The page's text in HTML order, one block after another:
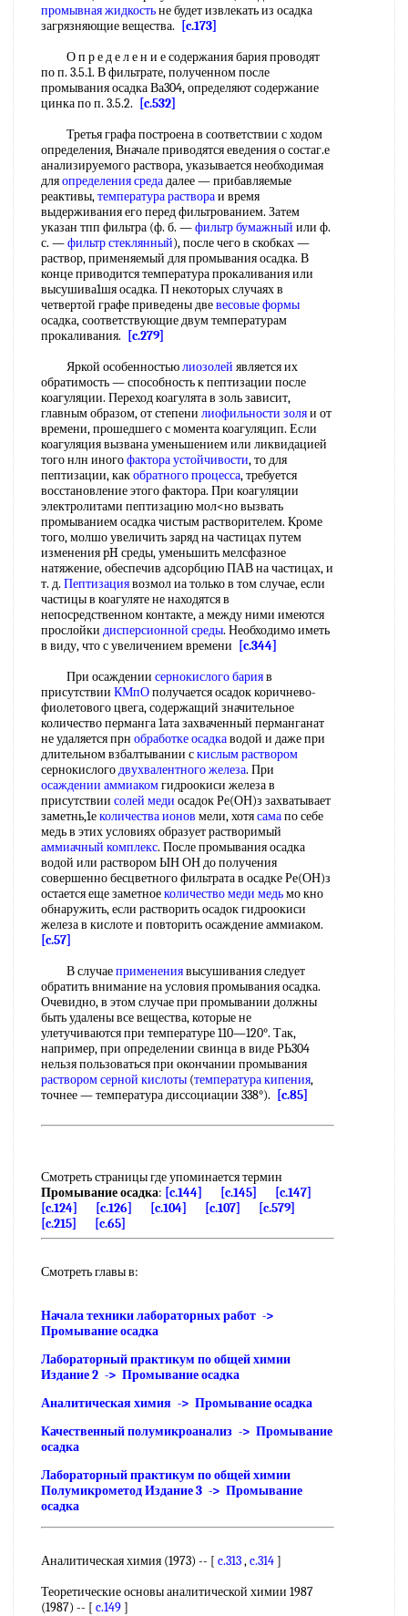
промывная жидкостьне будет извлекать из осадка
загрязняющие вещества.
[c.173]
О п р е д е л е н и е содержания бария проводят
по п. 3.5.1. В фильтрате, полученном после
промывания осадка Ва304, определяют содержание
цинка по п. 3.5.2.
[c.532]
Третья графа построена в соответствии с ходом
определения, Вначале приводятся еведения о состаг.е
анализируемого раствора, указывается необходимая
дляопределения средадалее — прибавляемые
реактивы,температура раствораи время
выдерживания его перед фильтрованием. Затем
указан тпп фильтра (ф. б. —фильтр бумажный или ф.
с. —фильтр стеклянный), после чего в скобках —
раствор, применяемый для промывания осадка. В
конце приводится температура прокаливания или
высушива1шя осадка. П некоторых случаях в
четвертой графе приведены двевесовые формы
осадка, соответствующие двум температурам
прокаливания.
[c.279]
Яркой особенностьюлиозолей является их
обратимость — способность к пептизации после
коагуляции. Переход коагулята в золь зависит,
главным образом, от степени лиофильности золяи от
времени, прошедшего с момента коагуляцип. Если
коагуляция вызвана уменьшением или ликвидацией
того нлн иногофактора устойчивости, то для
пептизации, какобратного процесса, требуется
восстановление этого фактора. При коагуляции
электролитами пептизацию мол<но вызвать
промыванием осадка чистым растворителем. Кроме
того, молшо увеличить заряд на частицах путем
изменения pH среды, уменьшить мелсфазное
натяжение, обеспечив адсорбцию ПАВ на частицах, и
т. д. Пептизациявозмол иа только в том случае, если
частицы в коагуляте не находятся в
непосредственном контакте, а между ними имеются
прослойки дисперсионной среды. Необходимо иметь
в виду, что с увеличением времени
[c.344]
При осаждении сернокислого барияв
присутствии КМпОполучается осадок коричнево-
фиолетового цвега, содержащий значительное
количество перманга 1ата захваченный перманганат
не удаляется прн обработке осадкаводой и даже при
длительном взбалтывании скислым раствором
сернокислогодвухвалентного железа. При
осаждении аммиакомгидроокиси железа в
присутствии солей меди осадок Ре(ОН)з захватывает
заметнь,1еколичества ионов мели, хотясамапо себе
медь в этих условиях образует растворимый
аммиачный комплекс. После промывания осадка
водой или раствором ЫН ОН до получения
совершенно бесцветного фильтрата в осадке Ре(ОН)з
остается еще заметноеколичество меди медьмо кно
обнаружить, если растворить осадок гидроокиси
железа в кислоте и повторить осаждение аммиаком.
[c.57]
В случаеприменениявысушивания следует
обратить внимание на условия промывания осадка.
Очевидно, в этом случае при промывании должны
быть удалены все вещества, которые не
улетучиваются при температуре 110—120°. Так,
например, при определении свинца в виде РЬ304
нельзя пользоваться при окончании промывания
раствором серной кислоты (температура кипения,
точнее — температура диссоциации 338°).
[c.85]
Смотреть страницы где упоминается термин
Промывание осадка: [c.144] [c.145]
[c.147]
[c.124]
[c.126] [c.104] [c.107]
[c.579]
[c.215]
[c.65]
Смотреть главы в:
Начала техники лабораторных работ ->
Промывание осадка
Лабораторный практикум по общей химии
Издание 2 -> Промывание осадка
Аналитическая химия -> Промывание осадка
Качественный полумикроанализ -> Промывание
осадка
Лабораторный практикум по общей химии
Полумикрометод Издание 3 -> Промывание
осадка
Аналитическая химия (1973) -- [ c.313,c.314]
Теоретические основы аналитической химии 1987
(1987) -- [ c.149]